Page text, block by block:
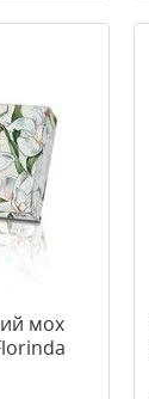
мох